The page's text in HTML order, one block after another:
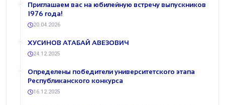
Приглашаем вас на юбилейную встречу выпускников
1976 года!
20.04.2026
ХУСИНОВ АТАБАЙ АВЕЗОВИЧ
24.12.2025
Определены победители университетского этапа
Республиканского конкурса
16.12.2025